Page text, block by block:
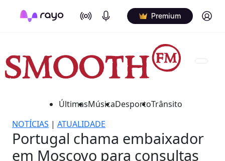
On Air Podcasts Premium Log in
ÚltimasMúsicaDesportoTrânsito
NOTÍCIAS | ATUALIDADE
Portugal chama embaixador
em Moscovo para consultas